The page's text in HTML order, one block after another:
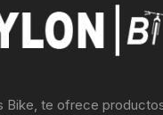
Bike, te ofrece